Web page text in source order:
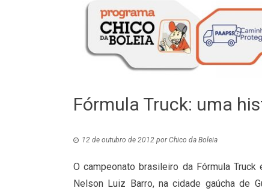
Fórmula Truck: uma
12 de outubro de 2012 porChico da Boleia
O campeonato brasileiro da Fórmula
Nelson Luiz Barro, na cidade gaúcha de